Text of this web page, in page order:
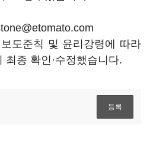
도준칙 및 윤리강령에 따라
최종 확인·수정했습니다.